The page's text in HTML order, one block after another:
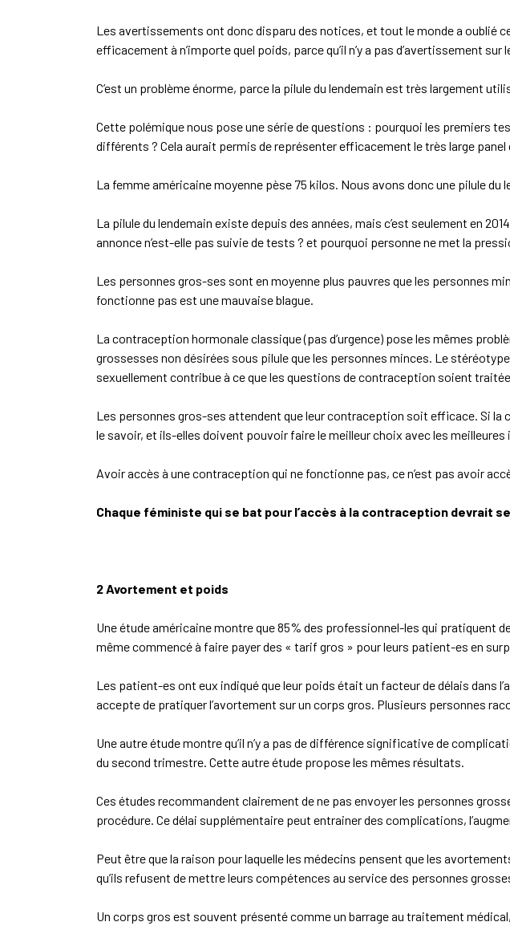
Les avertissements ont donc disparu des notices, et tout le monde a oublié
efficacement à n’importe quel poids, parce qu’il n’y a pas d’avertissement sur
C’est un problème énorme, parce la pilule du lendemain est très largement
Cette polémique nous pose une série de questions : pourquoi les premiers
différents ? Cela aurait permis de représenter efficacement le très large
La femme américaine moyenne pèse 75 kilos. Nous avons donc une pilule
La pilule du lendemain existe depuis des années, mais c’est seulement en
annonce n’est-elle pas suivie de tests ? et pourquoi personne ne met la
Les personnes gros-ses sont en moyenne plus pauvres que les personnes
fonctionne pas est une mauvaise blague.
La contraception hormonale classique (pas d’urgence) pose les mêmes
grossesses non désirées sous pilule que les personnes minces. Le
sexuellement contribue à ce que les questions de contraception soient
Les personnes gros-ses attendent que leur contraception soit efficace. Si la
le savoir, et ils-elles doivent pouvoir faire le meilleur choix avec les
Avoir accès à une contraception qui ne fonctionne pas, ce n’est pas avoir
Chaque féministe qui se bat pour l’accès à la contraception devrait
2 Avortement et poids
Une étude américaine montre que 85% des professionnel-les qui
même commencé à faire payer des « tarif gros » pour leurs patient-es en
Les patient-es ont eux indiqué que leur poids était un facteur de délais dans
accepte de pratiquer l’avortement sur un corps gros. Plusieurs personnes
Une autre étude montre qu’il n’y a pas de différence significative de
du second trimestre. Cette autre étude propose les mêmes résultats.
Ces études recommandent clairement de ne pas envoyer les personnes
procédure. Ce délai supplémentaire peut entrainer des complications,
Peut être que la raison pour laquelle les médecins pensent que les
qu’ils refusent de mettre leurs compétences au service des personnes
Un corps gros est souvent présenté comme un barrage au traitement